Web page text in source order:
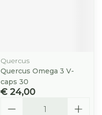
Quercus
Quercus Omega 3 V-
caps 30
€ 24,00